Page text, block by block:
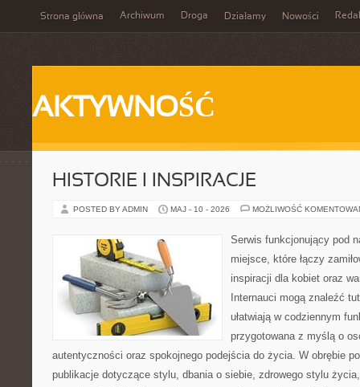
Strona główna Archiwum Droga Działamy Nowości
AKTYWNOŚĆ
HISTORIE I INSPIRACJE
POSTED BY ADMIN MAJ - 10 - 2026 MOŻLIWOŚĆ
Serwis funkcjonujący pod
miejsce, które łączy
inspiracji dla kobiet oraz
Internauci mogą znaleźć
ułatwiają w codziennym
przygotowana z myślą o
autentyczności oraz spokojnego podejścia do życia. W obrębie
publikacje dotyczące stylu, dbania o siebie, zdrowego stylu